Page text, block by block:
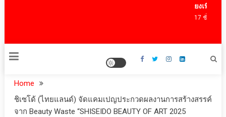
ยงเพียวในร
17 ชั่วโมง ago
Home
ชิเซโด้ (ไทยแลนด์) จัดแคมเปญประกวดผลงานการสร้างสรรค์
จาก Beauty Waste “SHISEIDO BEAUTY OF ART 2025